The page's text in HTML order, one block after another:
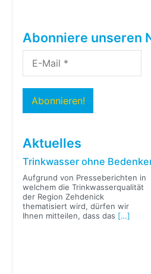
Abonniere unseren
Aktuelles
Trinkwasser ohne
Aufgrund von Presseberichten in
welchem die Trinkwasserqualität
der Region Zehdenick
thematisiert wird, dürfen wir
Ihnen mitteilen, dass das […]